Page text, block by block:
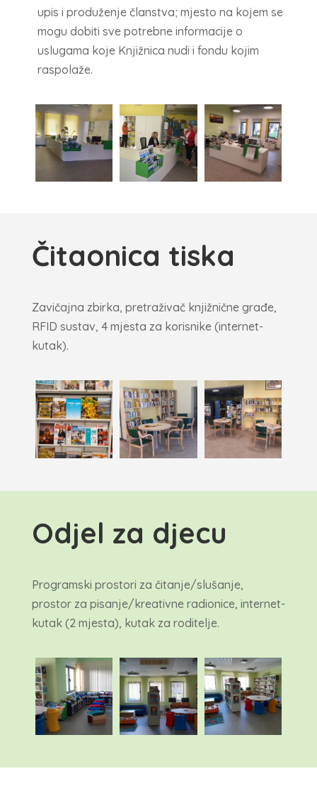
upis i produženje članstva; mjesto na kojem se
mogu dobiti sve potrebne informacije o
uslugama koje Knjižnica nudi i fondu kojim
raspolaže.
Čitaonica tiska
Zavičajna zbirka, pretraživač knjižnične građe,
RFID sustav, 4 mjesta za korisnike (internet-
kutak).
Odjel za djecu
Programski prostori za čitanje/slušanje,
prostor za pisanje/kreativne radionice, internet-
kutak (2 mjesta), kutak za roditelje.